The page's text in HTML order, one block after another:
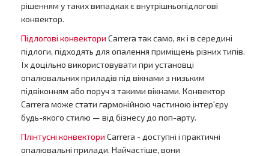
рішенням у таких випадках є внутрішньопідлогові
конвектор.
Підлогові конвектори Carrera так само, як і в середині
підлоги, підходять для опалення приміщень різних типів.
Їх доцільно використовувати при установці
опалювальних приладів під вікнами з низьким
підвіконням або поруч з такими вікнами. Конвектор
Carrera може стати гармонійною частиною інтер'єру
будь-якого стилю — від бізнесу до поп-арту.
Плінтусні конвектори Carrera - доступні і практичні
опалювальні прилади. Найчастіше, вони